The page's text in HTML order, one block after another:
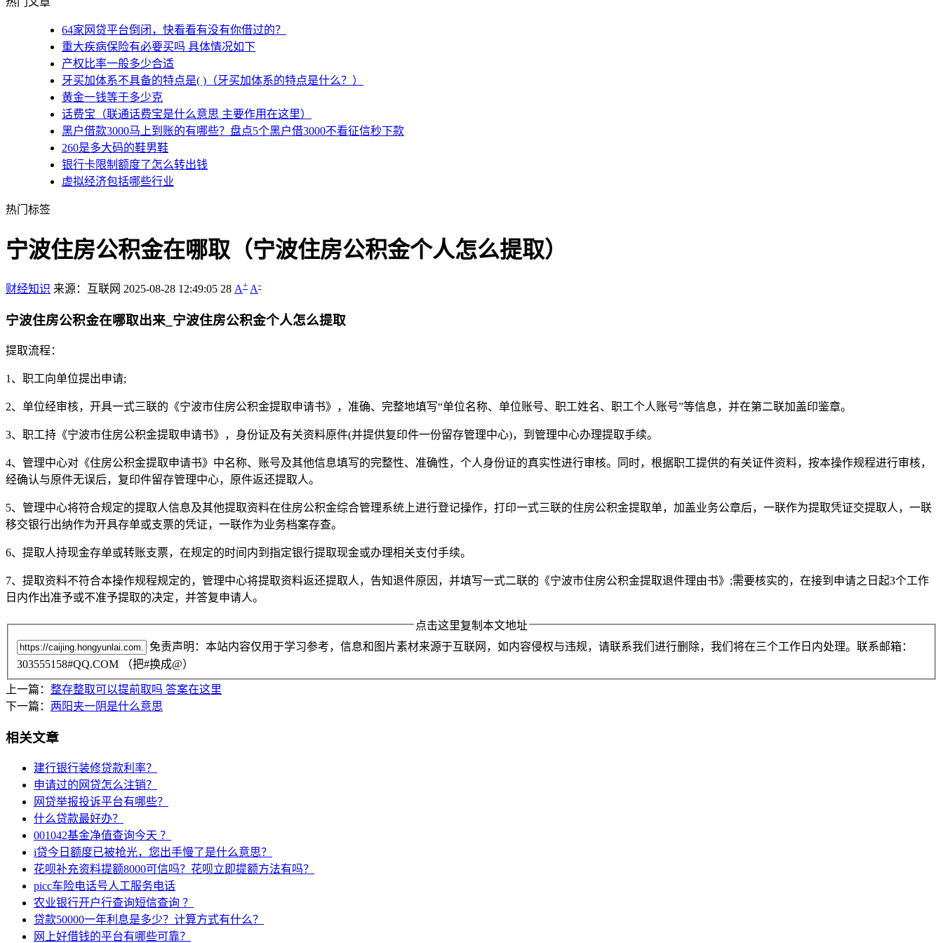
64家网贷平台倒闭，快看看有没有你借过的？
重大疾病保险有必要买吗 具体情况如下
产权比率一般多少合适
牙买加体系不具备的特点是( )（牙买加体系的特点是什么？）
黄金一钱等于多少克
话费宝（联通话费宝是什么意思 主要作用在这里）
黑户借款3000马上到账的有哪些？盘点5个黑户借3000不看征信秒下款
260是多大码的鞋男鞋
银行卡限制额度了怎么转出钱
虚拟经济包括哪些行业
热门标签
宁波住房公积金在哪取（宁波住房公积金个人怎么提取）
财经知识 来源：互联网 2025-08-28 12:49:05 28 A+ A-
宁波住房公积金在哪取出来_宁波住房公积金个人怎么提取
提取流程：
1、职工向单位提出申请;
2、单位经审核，开具一式三联的《宁波市住房公积金提取申请书》，准确、完整地填写“单位名称、单位账号、职工姓名、职工个人账号”等信息，并在第二联加盖印鉴章。
3、职工持《宁波市住房公积金提取申请书》，身份证及有关资料原件(并提供复印件一份留存管理中心)，到管理中心办理提取手续。
4、管理中心对《住房公积金提取申请书》中名称、账号及其他信息填写的完整性、准确性，个人身份证的真实性进行审核。同时，根据职工提供的有关证件资料，按本操作规程进行审核，
经确认与原件无误后，复印件留存管理中心，原件返还提取人。
5、管理中心将符合规定的提取人信息及其他提取资料在住房公积金综合管理系统上进行登记操作，打印一式三联的住房公积金提取单，加盖业务公章后，一联作为提取凭证交提取人，一联
移交银行出纳作为开具存单或支票的凭证，一联作为业务档案存查。
6、提取人持现金存单或转账支票，在规定的时间内到指定银行提取现金或办理相关支付手续。
7、提取资料不符合本操作规程规定的，管理中心将提取资料返还提取人，告知退件原因，并填写一式二联的《宁波市住房公积金提取退件理由书》;需要核实的，在接到申请之日起3个工作
日内作出准予或不准予提取的决定，并答复申请人。
点击这里复制本文地址
免责声明：本站内容仅用于学习参考，信息和图片素材来源于互联网，如内容侵权与违规，请联系我们进行删除，我们将在三个工作日内处理。联系邮箱：
303555158#QQ.COM （把#换成@）
上一篇： 整存整取可以提前取吗 答案在这里
下一篇： 两阳夹一阴是什么意思
相关文章
建行银行装修贷款利率？
申请过的网贷怎么注销？
网贷举报投诉平台有哪些？
什么贷款最好办？
001042基金净值查询今天 ？
i贷今日额度已被抢光，您出手慢了是什么意思？
花呗补充资料提额8000可信吗？花呗立即提额方法有吗？
picc车险电话号人工服务电话
农业银行开户行查询短信查询 ？
贷款50000一年利息是多少？计算方式有什么？
网上好借钱的平台有哪些可靠？